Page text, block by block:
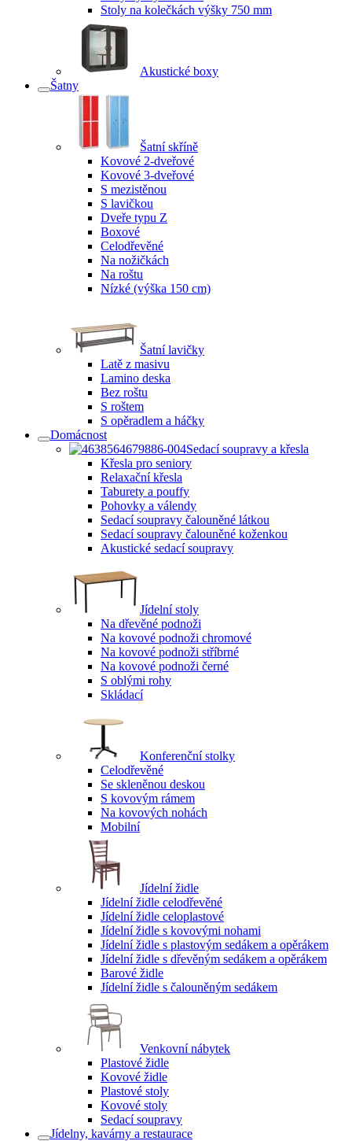
Stoly na kolečkách výšky 750 mm
Akustické boxy
Šatny
Šatní skříně
Kovové 2-dveřové
Kovové 3-dveřové
S mezistěnou
S lavičkou
Dveře typu Z
Boxové
Celodřevěné
Na nožičkách
Na roštu
Nízké (výška 150 cm)
Šatní lavičky
Latě z masivu
Lamino deska
Bez roštu
S roštem
S opěradlem a háčky
Domácnost
Sedací soupravy a křesla
Křesla pro seniory
Relaxační křesla
Taburety a pouffy
Pohovky a válendy
Sedací soupravy čalouněné látkou
Sedací soupravy čalouněné koženkou
Akustické sedací soupravy
Jídelní stoly
Na dřevěné podnoži
Na kovové podnoži chromové
Na kovové podnoži stříbrné
Na kovové podnoži černé
S oblými rohy
Skládací
Konferenční stolky
Celodřevěné
Se skleněnou deskou
S kovovým rámem
Na kovových nohách
Mobilní
Jídelní židle
Jídelní židle celodřevěné
Jídelní židle celoplastové
Jídelní židle s kovovými nohami
Jídelní židle s plastovým sedákem a opěrákem
Jídelní židle s dřevěným sedákem a opěrákem
Barové židle
Jídelní židle s čalouněným sedákem
Venkovní nábytek
Plastové židle
Kovové židle
Plastové stoly
Kovové stoly
Sedací soupravy
Jídelny, kavárny a restaurace